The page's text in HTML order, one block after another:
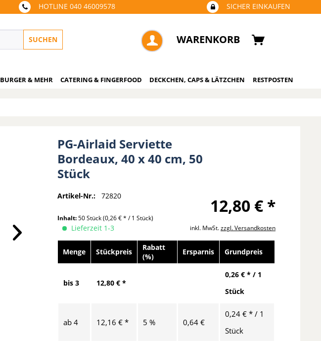
HOTLINE 040 46009578 SICHER EINKAUFEN
SUCHEN WARENKORB
BURGER & MEHR CATERING & FINGERFOOD DECKCHEN, CAPS & LÄTZCHEN RESTPOSTEN
PG-Airlaid Serviette
Bordeaux, 40 x 40 cm, 50
Stück
Artikel-Nr.: 72820 12,80 € *
Inhalt:50 Stück(0,26 € * / 1 Stück)
inkl. MwSt.zzgl. Versandkosten
Lieferzeit 1-3
Menge Stückpreis
Rabatt
(%)
Ersparnis Grundpreis
bis3 12,80 € *
0,26 € * / 1
Stück
ab4 12,16 € * 5 % 0,64 €
0,24 € * / 1
Stück